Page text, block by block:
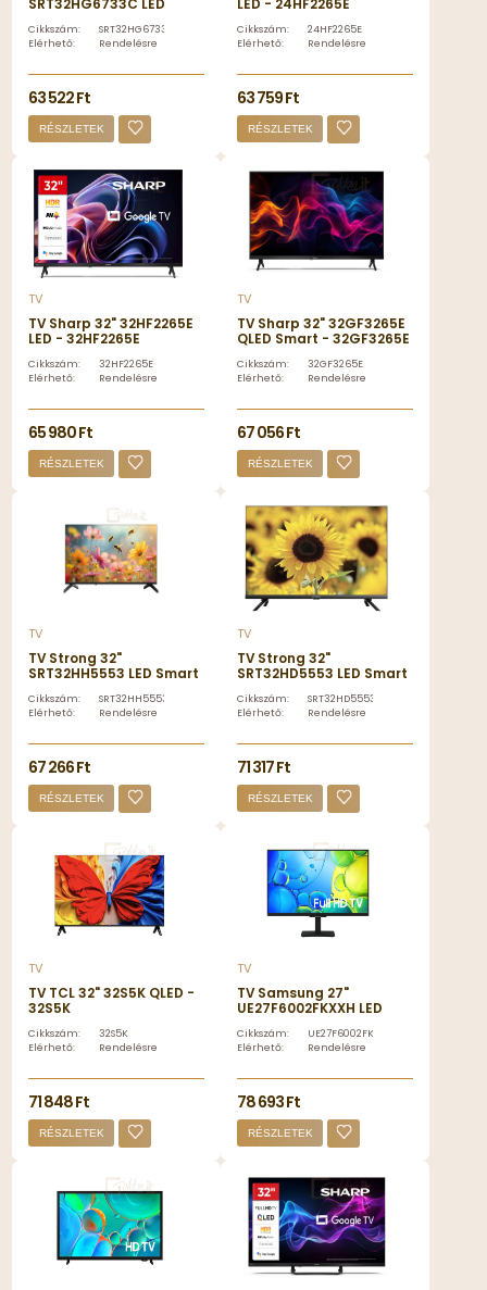
SRT32HG6733C LED
Cikkszám:
SRT32HG6733C
Elérhető:
Rendelésre
63 522 Ft
RÉSZLETEK
LED - 24HF2265E
Cikkszám:
24HF2265E
Elérhető:
Rendelésre
63 759 Ft
RÉSZLETEK
TV
TV Sharp 32" 32HF2265E
LED - 32HF2265E
Cikkszám:
32HF2265E
Elérhető:
Rendelésre
65 980 Ft
RÉSZLETEK
TV
TV Sharp 32" 32GF3265E
QLED Smart - 32GF3265E
Cikkszám:
32GF3265E
Elérhető:
Rendelésre
67 056 Ft
RÉSZLETEK
TV
TV Strong 32"
SRT32HH5553 LED Smart
Cikkszám:
SRT32HH5553
Elérhető:
Rendelésre
67 266 Ft
RÉSZLETEK
TV
TV Strong 32"
SRT32HD5553 LED Smart
Cikkszám:
SRT32HD5553
Elérhető:
Rendelésre
71 317 Ft
RÉSZLETEK
TV
TV TCL 32" 32S5K QLED -
32S5K
Cikkszám:
32S5K
Elérhető:
Rendelésre
71 848 Ft
RÉSZLETEK
TV
TV Samsung 27"
UE27F6002FKXXH LED
UE27F6002FKXXH
Cikkszám:
UE27F6002FKXXH
Elérhető:
Rendelésre
78 693 Ft
RÉSZLETEK